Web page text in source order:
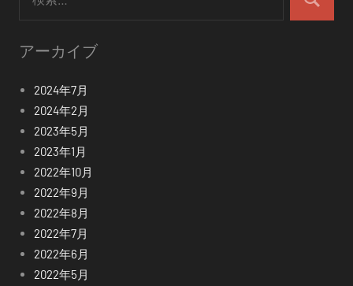
検
アーカイブ
2024年7月
2024年2月
2023年5月
2023年1月
2022年10月
2022年9月
2022年8月
2022年7月
2022年6月
2022年5月